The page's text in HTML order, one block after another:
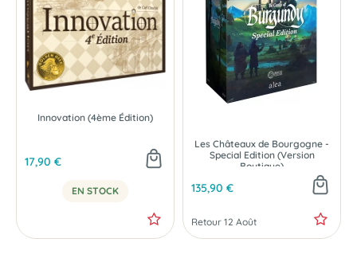
Innovation (4ème Édition)
17,90 €
EN STOCK
Les Châteaux de Bourgogne -
Special Edition (Version
Boutique)
135,90 €
Retour 12 Août